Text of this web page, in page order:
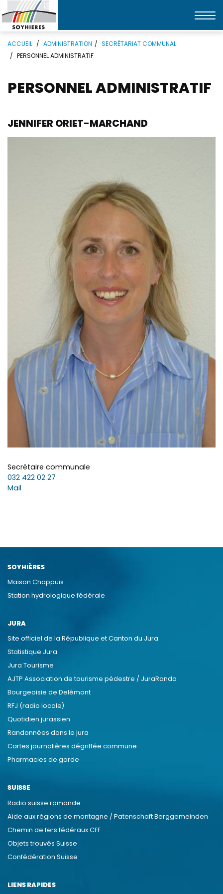
clés
Rechercher
la
ACCUEIL ADMINISTRATION
SECRÉTARIAT COMMUNAL
PERSONNEL ADMINISTRATIF
PERSONNEL ADMINISTRATIF
JENNIFER ORIET-MARCHAND
Secrétaire communale
032 422 02 27
Mail
SOYHIÈRES
Maison Chappuis
Station hydrologique fédérale
JURA
Site officiel de la République et Canton du Jura
Statistique Jura
Jura Tourisme
AJTP Association de tourisme pédestre / JuraRando
Bourgeoisie de Delémont
RFJ (radio locale)
Quotidien jurassien
Randonnées dans le jura
Cartes journalières dégriffée commune
Pharmacies de garde
SUISSE
Radio suisse romande
Aide aux régions de montagne / Patenschaft Berggemeinden
Chemin de fers fédéraux CFF
Objets trouvés Suisse
Confédération Suisse
LIENS RAPIDES